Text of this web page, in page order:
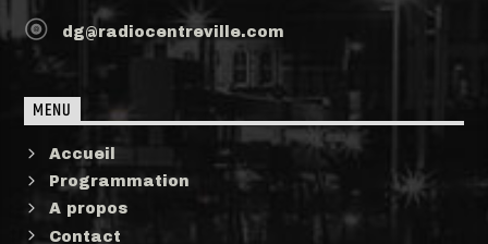
dg@radiocentreville.com
MENU
Accueil
Programmation
A propos
Contact